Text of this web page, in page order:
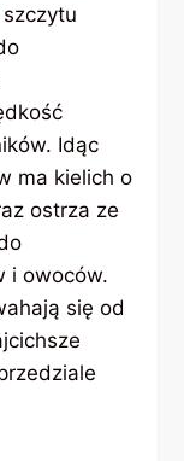
Idąc
ma kielich o
ostrza ze
i owoców.
się od